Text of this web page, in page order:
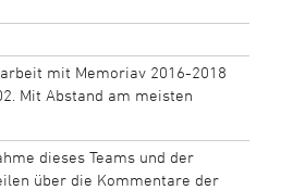
mit Memoriav 2016-2018
Mit Abstand am meisten
dieses Teams und der
über die Kommentare der